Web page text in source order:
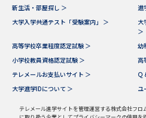
新生活・部屋探し ＞
進
大学入学共通テスト「受験案内」 ＞
大
＞
高等学校卒業程度認定試験 ＞
幼
小学校教員資格認定試験 ＞
高
テレメールお支払いサイト ＞
Ｑ
大学進学IDについて ＞
ユ
テレメール進学サイトを管理運営する株式会社フロ